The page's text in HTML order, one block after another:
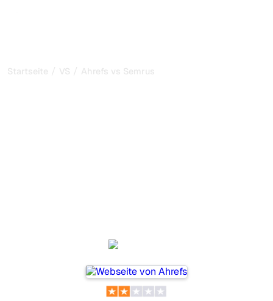
Startseite / VS / Ahrefs vs Semrush